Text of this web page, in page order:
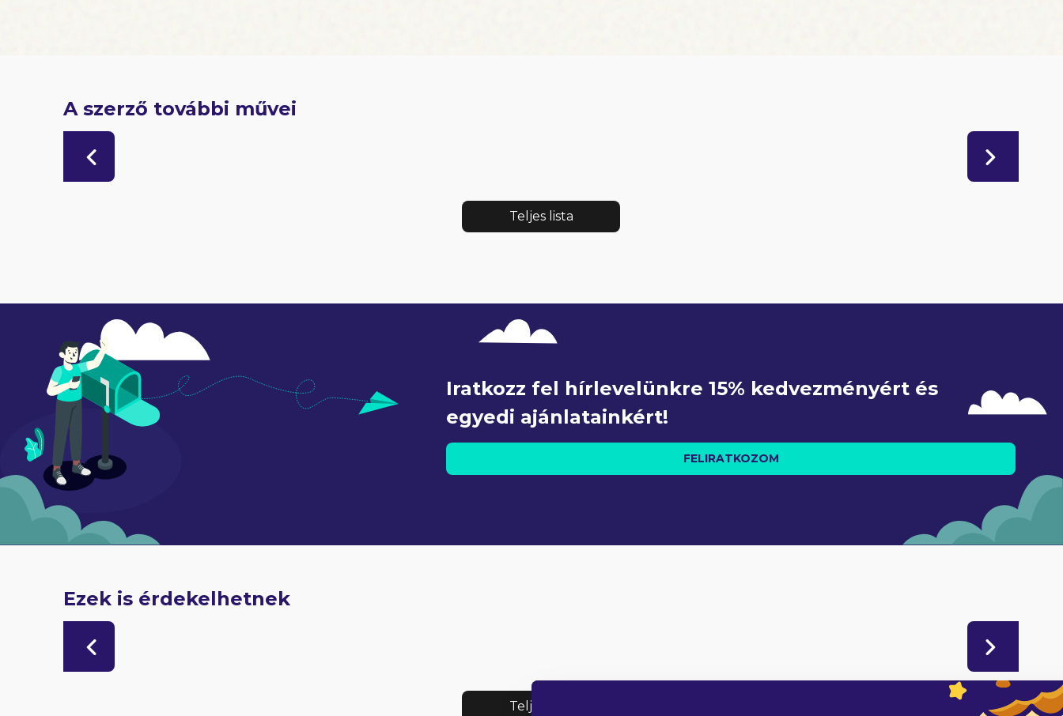
A szerző további művei
Teljes lista
Iratkozz fel hírlevelünkre 15% kedvezményért és
egyedi ajánlatainkért!
FELIRATKOZOM
Ezek is érdekelhetnek
Teljes lista